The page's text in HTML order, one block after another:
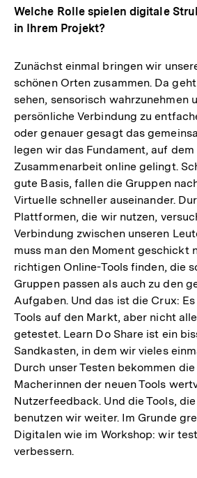
Welche Rolle spielen digitale
in Ihrem Projekt?
Zunächst einmal bringen wir
schönen Orten zusammen. Da
sehen, sensorisch wahrzunehmen
persönliche Verbindung zu
oder genauer gesagt das
legen wir das Fundament, auf
Zusammenarbeit online gelingt.
gute Basis, fallen die Gruppen
Virtuelle schneller auseinander.
Plattformen, die wir nutzen,
Verbindung zwischen unseren
muss man den Moment geschickt
richtigen Online-Tools finden, die
Gruppen passen als auch zu den
Aufgaben. Und das ist die Crux:
Tools auf den Markt, aber nicht
getestet. Learn Do Share ist ein
Sandkasten, in dem wir vieles
Durch unser Testen bekommen
Macherinnen der neuen Tools
Nutzerfeedback. Und die Tools,
benutzen wir weiter. Im Grunde
Digitalen wie im Workshop: wir
verbessern.